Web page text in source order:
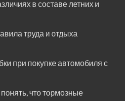
в составе летних и
труда и отдыха
при покупке автомобиля с
что тормозные